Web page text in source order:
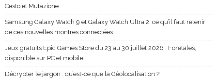
Cesto et Mutazione
Samsung Galaxy Watch 9 et Galaxy Watch Ultra 2, ce qu’il faut retenir
de ces nouvelles montres connectées
Jeux gratuits Epic Games Store du 23 au 30 juillet 2026 : Foretales,
disponible sur PC et mobile
Décrypter le jargon : qu’est-ce que la Géolocalisation ?